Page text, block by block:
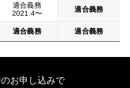
適合義務
2021.4〜
適合義務
適合義務 適合義務
お申し込みで